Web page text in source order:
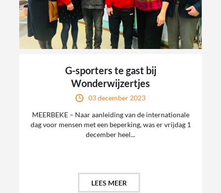
G-sporters te gast bij
Wonderwijzertjes
03 december 2023
MEERBEKE – Naar aanleiding van de internationale
dag voor mensen met een beperking, was er vrijdag 1
december heel...
LEES MEER